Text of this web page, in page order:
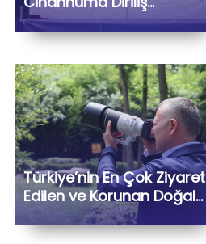
Kampı’na İçişleri
Bakanımız Sayın Mustafa
Kıymetli Gönül
Dostlarımızla Hasbihâl
Ettik
Türkiye’nin En Çok Ziyaret
Edilen ve Korunan Doğal
Yaşam Parkı
Ormanya’dayız